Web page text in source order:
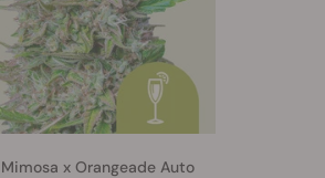
Mimosa x Orangeade Auto